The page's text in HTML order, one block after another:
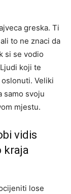
greska. Ti
to ne znaci da
si se vodio
koji te
Veliki
samo svoju
mjestu.
vidis
kraja
lose